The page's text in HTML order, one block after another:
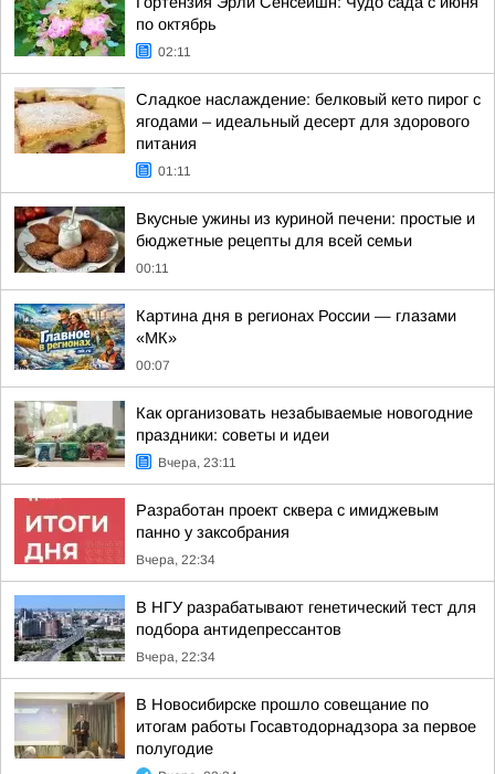
по октябрь
02:11
Сладкое наслаждение: белковый кето пирог с
ягодами – идеальный десерт для здорового
питания
01:11
Вкусные ужины из куриной печени: простые и
бюджетные рецепты для всей семьи
00:11
Картина дня в регионах России — глазами
«МК»
00:07
Как организовать незабываемые новогодние
праздники: советы и идеи
Вчера, 23:11
Разработан проект сквера с имиджевым
панно у заксобрания
Вчера, 22:34
В НГУ разрабатывают генетический тест для
подбора антидепрессантов
Вчера, 22:34
В Новосибирске прошло совещание по
итогам работы Госавтодорнадзора за первое
полугодие